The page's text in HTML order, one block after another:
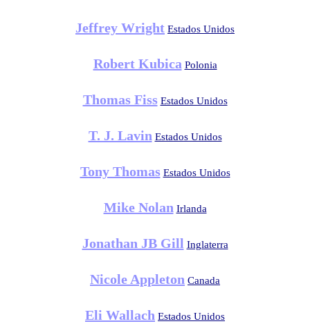
Jeffrey Wright Estados Unidos
Robert Kubica Polonia
Thomas Fiss Estados Unidos
T. J. Lavin Estados Unidos
Tony Thomas Estados Unidos
Mike Nolan Irlanda
Jonathan JB Gill Inglaterra
Nicole Appleton Canada
Eli Wallach Estados Unidos